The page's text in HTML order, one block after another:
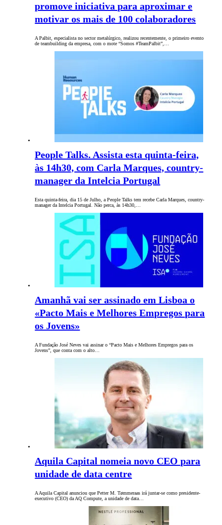
promove iniciativa para aproximar e
motivar os mais de 100 colaboradores
A Palbit, especialista no sector metalúrgico, realizou recentemente, o primeiro evento
de teambuilding da empresa, com o mote “Somos #TeamPalbit”,…
People Talks. Assista esta quinta-feira,
às 14h30, com Carla Marques, country-
manager da Intelcia Portugal
Esta quinta-feira, dia 15 de Julho, a People Talks tem recebe Carla Marques, country-
manager da Intelcia Portugal. Não perca, às 14h30,…
Amanhã vai ser assinado em Lisboa o
«Pacto Mais e Melhores Empregos para
os Jovens»
A Fundação José Neves vai assinar o “Pacto Mais e Melhores Empregos para os
Jovens”, que conta com o alto…
Aquila Capital nomeia novo CEO para
unidade de data centre
A Aquila Capital anunciou que Petter M. Tømmeraas irá juntar-se como presidente-
executivo (CEO) da AQ Compute, a unidade de data…